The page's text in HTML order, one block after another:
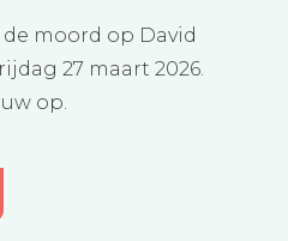
moord op David
27 maart 2026.
op.